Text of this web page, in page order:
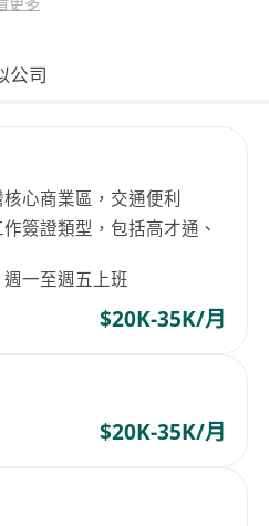
公司
心商業區，交通便利
簽證類型，包括高才通、
一至週五上班
$20K-35K/月
$20K-35K/月